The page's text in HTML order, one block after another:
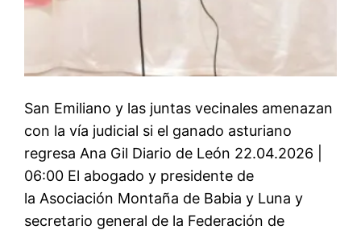
San Emiliano y las juntas vecinales amenazan
con la vía judicial si el ganado asturiano
regresa Ana Gil Diario de León 22.04.2026 |
06:00 El abogado y presidente de
la Asociación Montaña de Babia y Luna y
secretario general de la Federación de